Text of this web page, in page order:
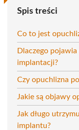
Spis treści
Co to jest
Dlaczego
implantacji?
Czy opuchlizna
Jakie są objawy
Jak długo
implantu?